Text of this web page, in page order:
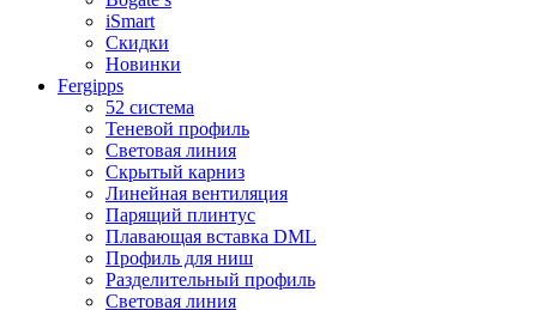
iSmart
Скидки
Новинки
Fergipps
52 система
Теневой профиль
Световая линия
Скрытый карниз
Линейная вентиляция
Парящий плинтус
Плавающая вставка DML
Профиль для ниш
Разделительный профиль
Световая линия